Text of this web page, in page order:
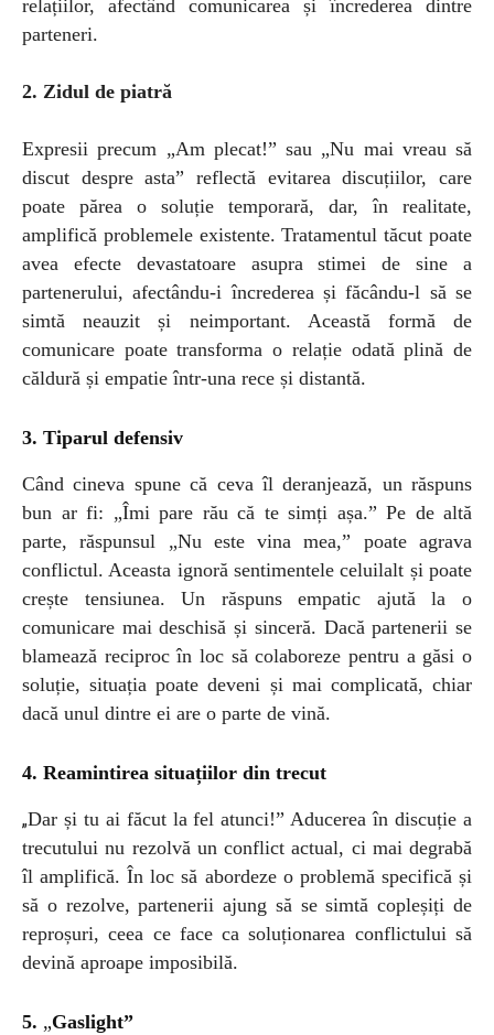
relațiilor, afectând comunicarea și încrederea dintre
parteneri.
2. Zidul de piatră
Expresii precum „Am plecat!” sau „Nu mai vreau să
discut despre asta” reflectă evitarea discuțiilor, care
poate părea o soluție temporară, dar, în realitate,
amplifică problemele existente. Tratamentul tăcut poate
avea efecte devastatoare asupra stimei de sine a
partenerului, afectându-i încrederea și făcându-l să se
simtă neauzit și neimportant. Această formă de
comunicare poate transforma o relație odată plină de
căldură și empatie într-una rece și distantă.
3. Tiparul defensiv
Când cineva spune că ceva îl deranjează, un răspuns
bun ar fi: „Îmi pare rău că te simți așa.” Pe de altă
parte, răspunsul „Nu este vina mea,” poate agrava
conflictul. Aceasta ignoră sentimentele celuilalt și poate
crește tensiunea. Un răspuns empatic ajută la o
comunicare mai deschisă și sinceră. Dacă partenerii se
blamează reciproc în loc să colaboreze pentru a găsi o
soluție, situația poate deveni și mai complicată, chiar
dacă unul dintre ei are o parte de vină.
4. Reamintirea situațiilor din trecut
„Dar și tu ai făcut la fel atunci!” Aducerea în discuție a
trecutului nu rezolvă un conflict actual, ci mai degrabă
îl amplifică. În loc să abordeze o problemă specifică și
să o rezolve, partenerii ajung să se simtă copleșiți de
reproșuri, ceea ce face ca soluționarea conflictului să
devină aproape imposibilă.
5. „Gaslight”